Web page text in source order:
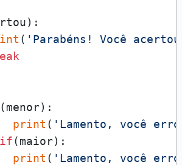
( 'Parabéns! Você
(menor):
print ( 'Lamento, você
(maior):
print ( 'Lamento, você